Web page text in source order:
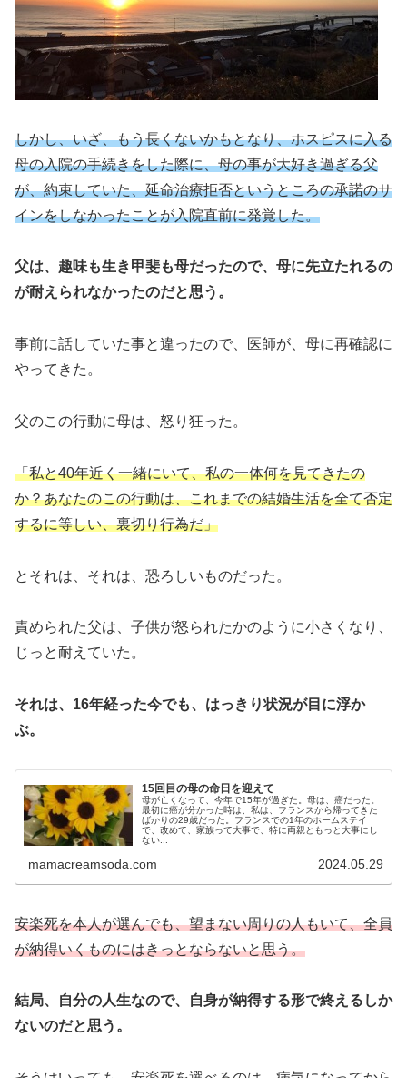
しかし、いざ、もう長くないかもとなり、ホスピスに入る
母の入院の手続きをした際に、母の事が大好き過ぎる父
が、約束していた、延命治療拒否というところの承諾のサ
インをしなかったことが入院直前に発覚した。
父は、趣味も生き甲斐も母だったので、母に先立たれるの
が耐えられなかったのだと思う。
事前に話していた事と違ったので、医師が、母に再確認に
やってきた。
父のこの行動に母は、怒り狂った。
「私と40年近く一緒にいて、私の一体何を見てきたの
か？あなたのこの行動は、これまでの結婚生活を全て否定
するに等しい、裏切り行為だ」
とそれは、それは、恐ろしいものだった。
責められた父は、子供が怒られたかのように小さくなり、
じっと耐えていた。
それは、16年経った今でも、はっきり状況が目に浮か
ぶ。
15回目の母の命日を迎えて
母が亡くなって、今年で15年が過ぎた。母は、癌だった。
最初に癌が分かった時は、私は、フランスから帰ってきた
ばかりの29歳だった。フランスでの1年のホームステイ
で、改めて、家族って大事で、特に両親ともっと大事にし
ない...
mamacreamsoda.com 2024.05.29
安楽死を本人が選んでも、望まない周りの人もいて、全員
が納得いくものにはきっとならないと思う。
結局、自分の人生なので、自身が納得する形で終えるしか
ないのだと思う。